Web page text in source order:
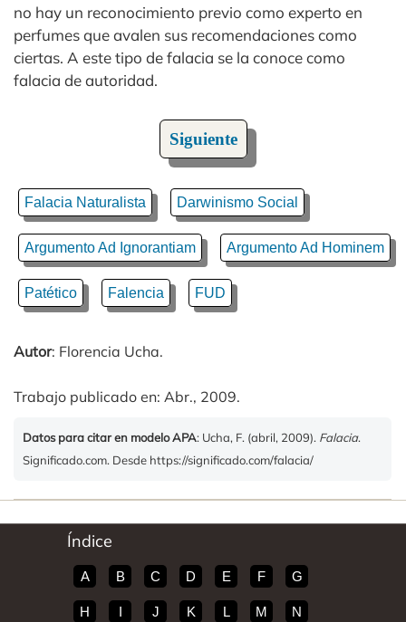
no hay un reconocimiento previo como experto en
perfumes que avalen sus recomendaciones como
ciertas. A este tipo de falacia se la conoce como
falacia de autoridad.
Siguiente
Falacia Naturalista Darwinismo Social
Argumento Ad Ignorantiam Argumento Ad Hominem
Patético Falencia FUD
Autor: Florencia Ucha.
Trabajo publicado en: Abr., 2009.
Datos para citar en modelo APA: Ucha, F. (abril, 2009). Falacia.
Significado.com. Desde https://significado.com/falacia/
Índice
A B C D E F G
H I J K L M N